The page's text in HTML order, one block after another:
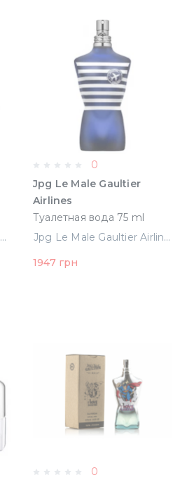
Jpg Le Male On Board Туалетная вода 125 ml Тестер (8435415049511)
0
Jpg Le Male Gaultier
Airlines
Туалетная вода 75 ml
Тестер (56682)
Jpg Le Male Gaultier Airlines Туалетная вода 75 ml Тестер (56682)
1947 грн
0